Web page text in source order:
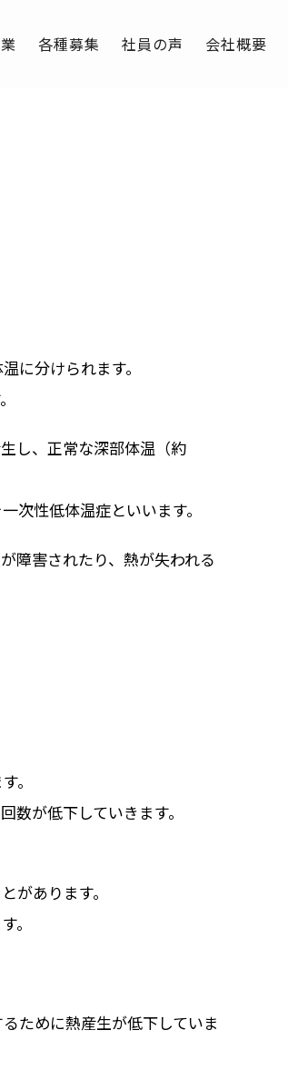
各種募集 社員の声 会社概要
BLOG
に分けられます。
し、正常な深部体温（約
一次性低体温症といいます。
障害されたり、熱が失われる
。
数が低下していきます。
があります。
。
ために熱産生が低下していま